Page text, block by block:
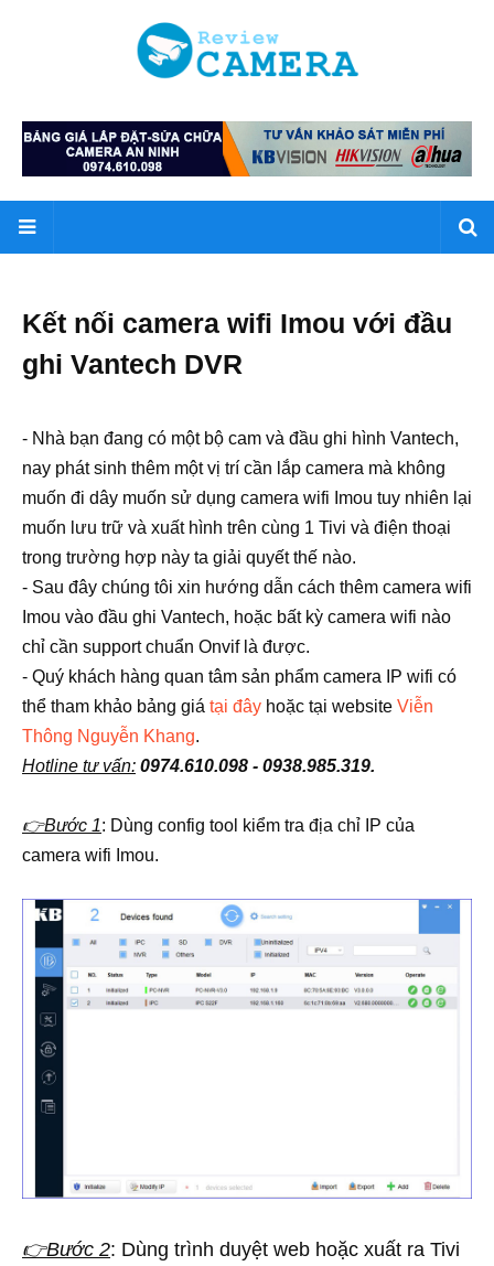
Kết nối camera wifi Imou với đầu
ghi Vantech DVR
- Nhà bạn đang có một bộ cam và đầu ghi hình Vantech,
nay phát sinh thêm một vị trí cần lắp camera mà không
muốn đi dây muốn sử dụng camera wifi Imou tuy nhiên lại
muốn lưu trữ và xuất hình trên cùng 1 Tivi và điện thoại
trong trường hợp này ta giải quyết thế nào.
- Sau đây chúng tôi xin hướng dẫn cách thêm camera wifi
Imou vào đầu ghi Vantech, hoặc bất kỳ camera wifi nào
chỉ cần support chuẩn Onvif là được.
- Quý khách hàng quan tâm sản phẩm camera IP wifi có
thể tham khảo bảng giá tại đây hoặc tại website Viễn
Thông Nguyễn Khang.
Hotline tư vấn: 0974.610.098 - 0938.985.319.
👉Bước 1: Dùng config tool kiểm tra địa chỉ IP của
camera wifi Imou.
👉Bước 2: Dùng trình duyệt web hoặc xuất ra Tivi